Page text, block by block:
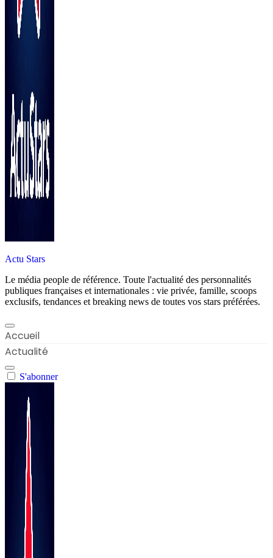
Actu Stars
Le média people de référence. Toute l'actualité des personnalités
publiques françaises et internationales : vie privée, famille, scoops
exclusifs, tendances et breaking news de toutes vos stars préférées.
Accueil
Actualité
S'abonner